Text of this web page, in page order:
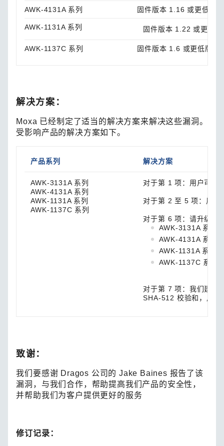
AWK-4131A 系列 固件版本 1.16 或更低版
AWK-1131A 系列 固件版本 1.22 或更低
AWK-1137C 系列 固件版本 1.6 或更低版本
解决方案：
Moxa 已经制定了适当的解决方案来解决这些漏洞。
受影响产品的解决方案如下。
产品系列 解决方案
AWK-3131A 系列
AWK-4131A 系列
AWK-1131A 系列
AWK-1137C 系列
对于第 1 项：用户可以
对于第 2 至 5 项：用户
对于第 6 项：请升级到
AWK-3131A 系列 (
AWK-4131A 系列 (
AWK-1131A 系列 (
AWK-1137C 系列 (
对于第 7 项：我们建议
SHA-512 校验和，用于
致谢：
我们要感谢 Dragos 公司的 Jake Baines 报告了该
漏洞，与我们合作，帮助提高我们产品的安全性，
并帮助我们为客户提供更好的服务
修订记录：